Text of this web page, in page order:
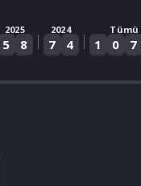
2025
5 8 |
2024
7 4 |
Tümü
1 0 7